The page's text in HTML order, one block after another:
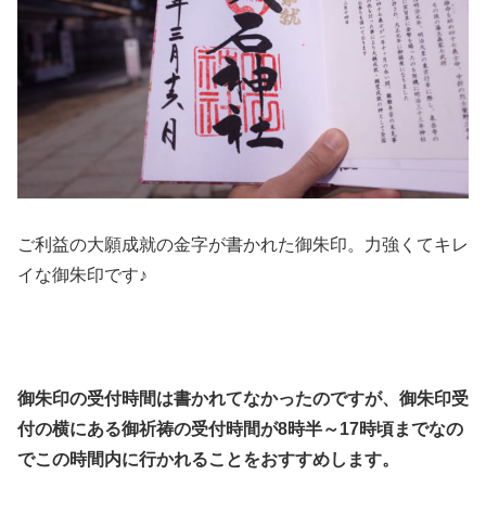
ご利益の大願成就の金字が書かれた御朱印。力強くてキレ
イな御朱印です♪
御朱印の受付時間は書かれてなかったのですが、御朱印受
付の横にある御祈祷の受付時間が8時半～17時頃までなの
でこの時間内に行かれることをおすすめします。